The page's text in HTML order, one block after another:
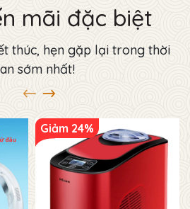
mãi đặc biệt
thúc, hẹn gặp lại trong thời
sớm nhất!
Giảm 24%